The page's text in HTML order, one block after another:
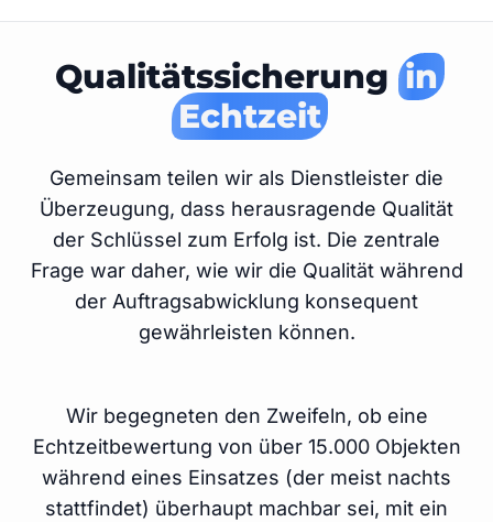
Qualitätssicherung in
Echtzeit
Gemeinsam teilen wir als Dienstleister die
Überzeugung, dass herausragende Qualität
der Schlüssel zum Erfolg ist. Die zentrale
Frage war daher, wie wir die Qualität während
der Auftragsabwicklung konsequent
gewährleisten können.
Wir begegneten den Zweifeln, ob eine
Echtzeitbewertung von über 15.000 Objekten
während eines Einsatzes (der meist nachts
stattfindet) überhaupt machbar sei, mit ein